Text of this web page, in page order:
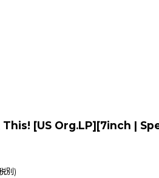
[US Org.LP][7inch |
別)